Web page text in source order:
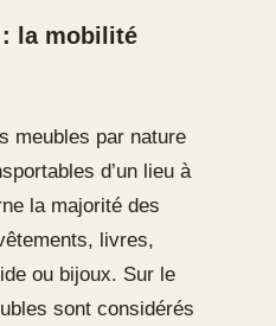
la mobilité
meubles par nature
d’un lieu à
la majorité des
livres,
ou bijoux. Sur le
sont considérés